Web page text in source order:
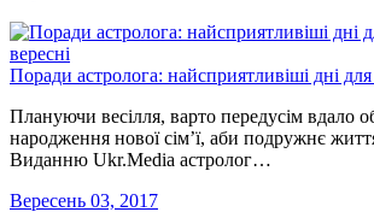
Поради астролога: найсприятливіші дні для
Плануючи весілля, варто передусім вдало
народження нової сім’ї, аби подружнє
Виданню Ukr.Media астролог…
Вересень 03, 2017